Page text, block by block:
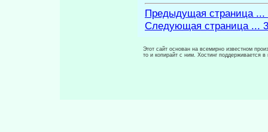
Предыдущая страница ...
Следующая страница ...
Этот сайт основан на всемирно известном
то и копирайт с ним. Хостинг поддерживается